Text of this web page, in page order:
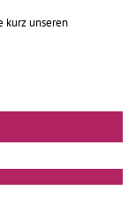
kurz unseren